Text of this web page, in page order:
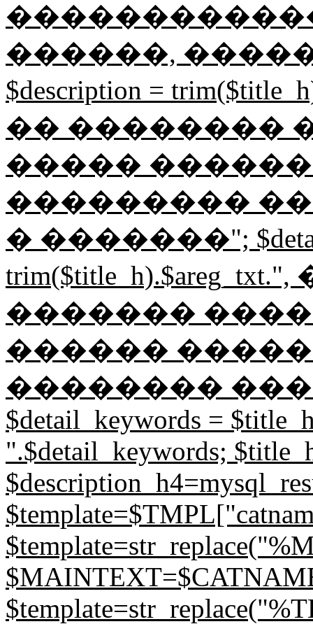
������,
$description =
�� ��������
�����
���������
� �������";
�������
������
��������
$detail_keywords =
".$detail_keywords;